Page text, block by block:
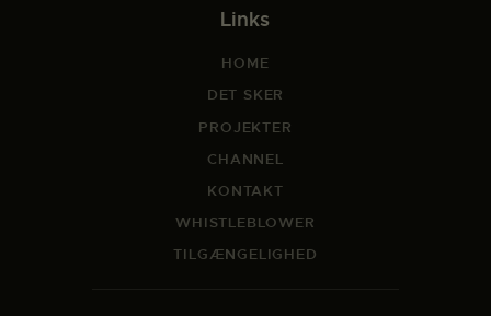
Links
HOME
DET SKER
PROJEKTER
CHANNEL
KONTAKT
WHISTLEBLOWER
TILGÆNGELIGHED